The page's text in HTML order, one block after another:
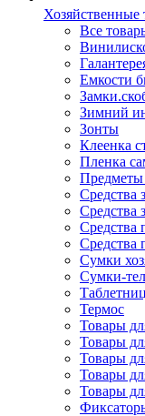
Хозяйственные
Все
Емкости
Зимний
Зонты
Клеенка
Пленка
Предметы
Средства
Средства
Средства
Средства
Сумки
Сумки-
Термос
Товары
Товары
Товары
Товары
Товары